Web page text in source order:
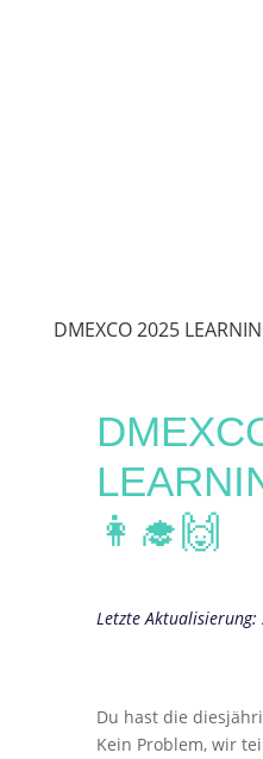
DMEXCO 2025
👩‍🎓🙌
Letzte
Du hast die
Kein Problem, wir